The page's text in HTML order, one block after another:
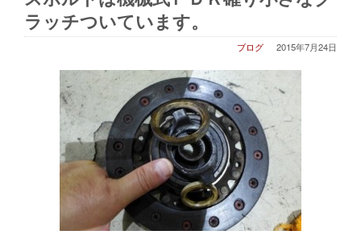
ラッチついています。
2015年7月24日
ブログ